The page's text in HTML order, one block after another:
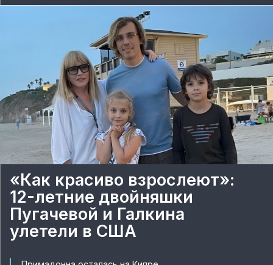
«Как красиво взрослеют»:
12-летние двойняшки
Пугачевой и Галкина
улетели в США